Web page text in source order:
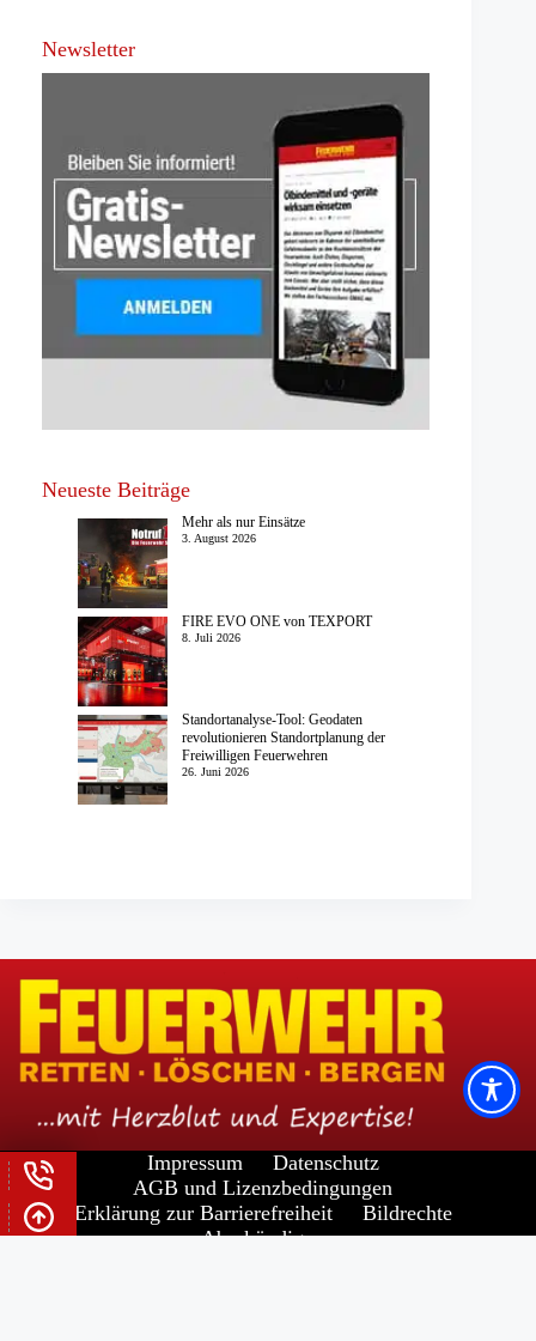
Newsletter
Neueste Beiträge
Mehr als nur Einsätze
3. August 2026
FIRE EVO ONE von TEXPORT
8. Juli 2026
Standortanalyse-Tool: Geodaten
revolutionieren Standortplanung der
Freiwilligen Feuerwehren
26. Juni 2026
Impressum
Datenschutz
AGB und Lizenzbedingungen
Erklärung zur Barrierefreiheit
Bildrechte
Abo kündigen